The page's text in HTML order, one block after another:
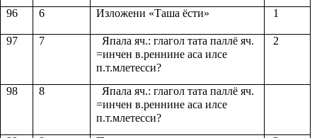
96
6 Изложени «Таша ёсти» 1
97 7
Япала яч.: глагол тата паллё яч.
=инчен в.реннине аса илсе
п.т.млетесси?
2
98 8
Япала яч.: глагол тата паллё яч.
=инчен в.реннине аса илсе
п.т.млетесси?